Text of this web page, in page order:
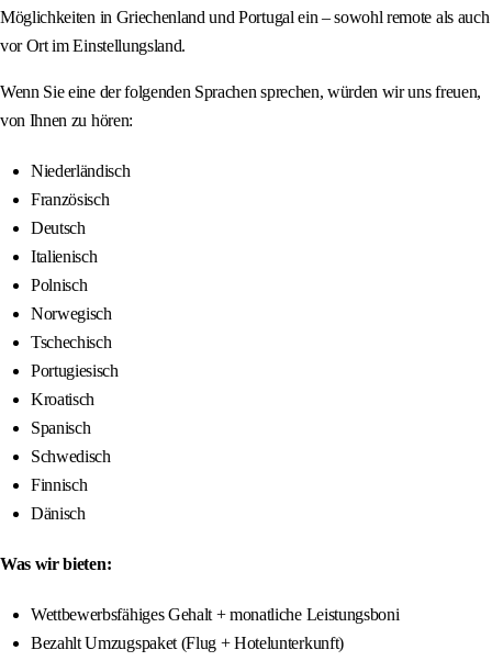
Möglichkeiten in Griechenland und Portugal ein – sowohl remote als auch
vor Ort im Einstellungsland.
Wenn Sie eine der folgenden Sprachen sprechen, würden wir uns freuen,
von Ihnen zu hören:
Niederländisch
Französisch
Deutsch
Italienisch
Polnisch
Norwegisch
Tschechisch
Portugiesisch
Kroatisch
Spanisch
Schwedisch
Finnisch
Dänisch
Was wir bieten:
Wettbewerbsfähiges Gehalt + monatliche Leistungsboni
Bezahlt Umzugspaket (Flug + Hotelunterkunft)